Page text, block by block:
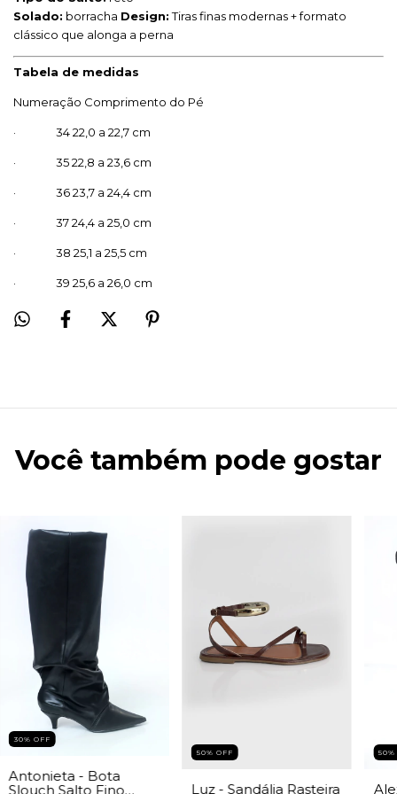
Solado: borracha Design:Tiras finas modernas + formato
clássico que alonga a perna
Tabela de medidas
Numeração Comprimento do Pé
· 34 22,0 a 22,7 cm
· 35 22,8 a 23,6 cm
· 36 23,7 a 24,4 cm
· 37 24,4 a 25,0 cm
· 38 25,1 a 25,5 cm
· 39 25,6 a 26,0 cm
Você também pode gostar
30% OFF
Antonieta - Bota
Slouch Salto Fino
50% OFF
Luz - Sandália Rasteira